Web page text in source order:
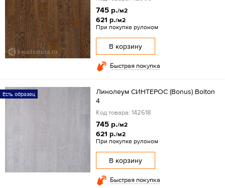
745 р./м2
621 р./м2
При покупке рулоном
В корзину
Быстрая покупка
Есть образец
Линолеум СИНТЕРОС (Bonus) Bolton
4
Код товара: 142618
745 р./м2
621 р./м2
При покупке рулоном
В корзину
Быстрая покупка